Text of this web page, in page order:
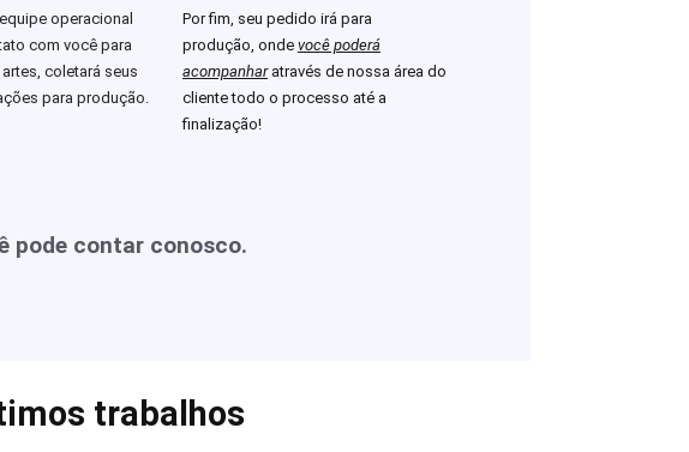
operacional
com você para
coletará seus
para produção.
Por fim, seu pedido irá para
produção, onde você poderá
acompanharatravés de nossa área do
cliente todo o processo até a
finalização!
pode contar conosco.
trabalhos